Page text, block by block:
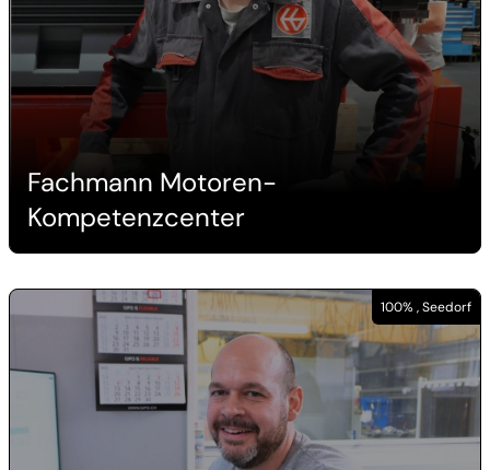
Fachmann Motoren-
Kompetenzcenter
100% , Seedorf